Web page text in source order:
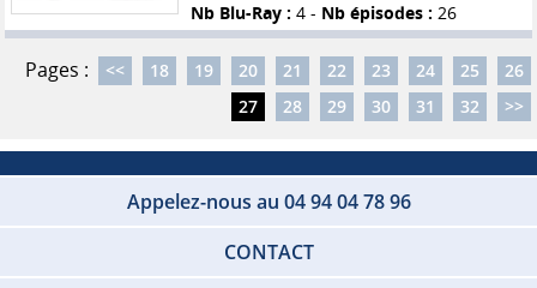
Nb Blu-Ray : 4 - Nb épisodes : 26
Pages : << 18 19 20 21 22 23 24 25
26
27
28 29 30 31 32 >>
Appelez-nous au 04 94 04 78 96
CONTACT